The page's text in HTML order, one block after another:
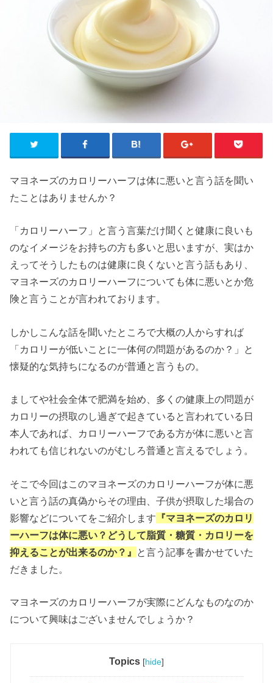
マヨネーズのカロリーハーフは体に悪いと言う話を聞い
たことはありませんか？
「カロリーハーフ」と言う言葉だけ聞くと健康に良いも
のなイメージをお持ちの方も多いと思いますが、実はか
えってそうしたものは健康に良くないと言う話もあり、
マヨネーズのカロリーハーフについても体に悪いとか危
険と言うことが言われております。
しかしこんな話を聞いたところで大概の人からすれば
「カロリーが低いことに一体何の問題があるのか？」と
懐疑的な気持ちになるのが普通と言うもの。
ましてや社会全体で肥満を始め、多くの健康上の問題が
カロリーの摂取のし過ぎで起きていると言われている日
本人であれば、カロリーハーフである方が体に悪いと言
われても信じれないのがむしろ普通と言えるでしょう。
そこで今回はこのマヨネーズのカロリーハーフが体に悪
いと言う話の真偽からその理由、子供が摂取した場合の
影響などについてをご紹介します 『マヨネーズのカロリ
ーハーフは体に悪い？どうして脂質・糖質・カロリーを
抑えることが出来るのか？』
と言う記事を書かせていた
だきました。
マヨネーズのカロリーハーフが実際にどんなものなのか
について興味はございませんでしょうか？
Topics [hide]